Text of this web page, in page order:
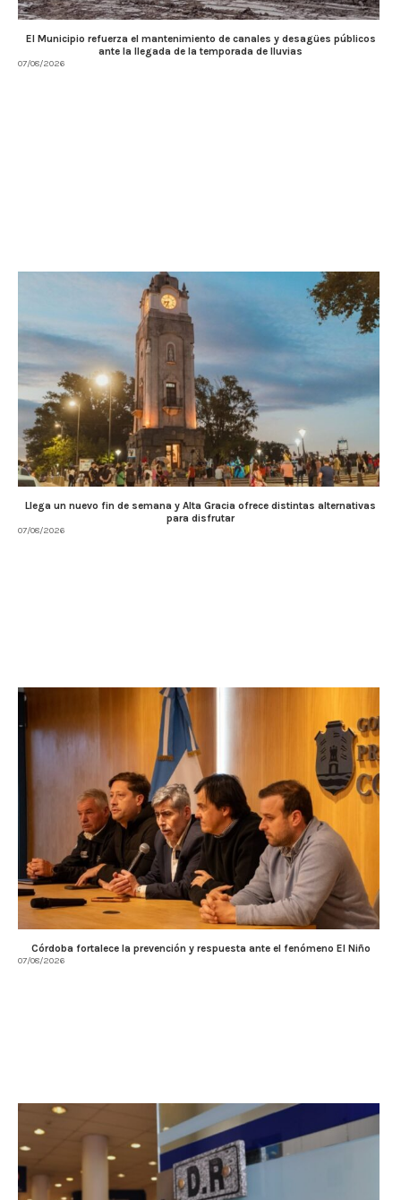
El Municipio refuerza el mantenimiento de canales y desagües públicos
ante la llegada de la temporada de lluvias
07/08/2026
Llega un nuevo fin de semana y Alta Gracia ofrece distintas alternativas
para disfrutar
07/08/2026
Córdoba fortalece la prevención y respuesta ante el fenómeno El Niño
07/08/2026